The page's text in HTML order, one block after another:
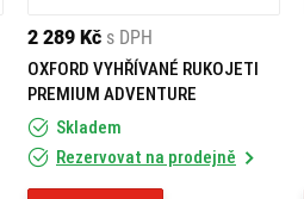
2 289 Kč s DPH
OXFORD VYHŘÍVANÉ RUKOJETI
PREMIUM ADVENTURE
Skladem
Rezervovat na prodejně